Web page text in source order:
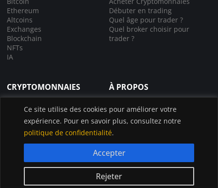
Ce site utilise des cookies pour améliorer votre
expérience. Pour en savoir plus, consultez notre
politique de confidentialité.
Rejeter
Accepter
Ethereum
Altcoins
Exchanges
Blockchain
NFTs
IA
Débuter en trading
Quel âge pour trader ?
Quel broker choisir pour
trader ?
CRYPTOMONNAIES
Lexique crypto
Choisir le bon exchange
Canal liquidations crypto
À PROPOS
Nous contacter
Application InvestX
© InvestX 2025
Politique de confidentialité